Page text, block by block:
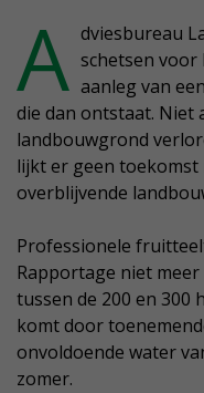
A dviesbureau
schetsen voor
aanleg van
die dan ontstaat. Niet
landbouwgrond
lijkt er geen
overblijvende
Professionele
Rapportage niet
tussen de 200 en 300
komt door
onvoldoende water
zomer.